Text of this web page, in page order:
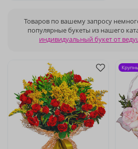
Товаров по вашему запросу
популярные букеты из нашего
индивидуальный букет от